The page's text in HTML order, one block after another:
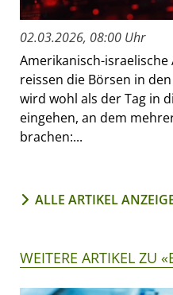
02.03.2026, 08:00 Uhr
Amerikanisch-
reissen die Börsen in
wird wohl als der Tag in
eingehen, an dem
brachen:...
ALLE ARTIKEL
WEITERE ARTIKEL ZU